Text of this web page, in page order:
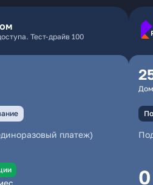
Тест-драйв 100
платеж)
0